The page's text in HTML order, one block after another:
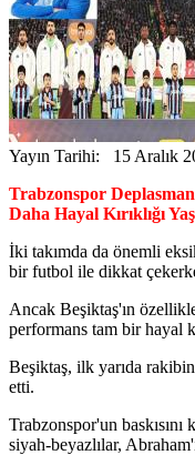
Yayın Tarihi: 15 Aralık
Trabzonspor
Daha Hayal Kırıklığı
İki takımda da önemli
bir futbol ile dikkat
Ancak Beşiktaş'ın
performans tam bir hayal
Beşiktaş, ilk yarıda
etti.
Trabzonspor'un
siyah-beyazlılar,